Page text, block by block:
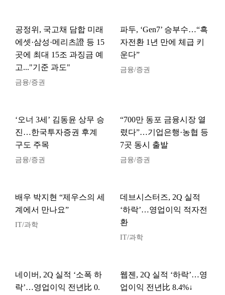
공정위, 국고채 담합 미래
에셋·삼성·메리츠證 등 15
곳에 최대 15조 과징금 예
고..."기준 과도"
금융/증권
파두, ‘Gen7’ 승부수…“흑
자전환 1년 만에 체급 키
운다”
금융/증권
‘오너 3세’ 김동윤 상무 승
진…한국투자증권 후계
구도 주목
금융/증권
“700만 동포 금융시장 열
렸다”…기업은행·농협 등
7곳 동시 출발
금융/증권
배우 박지현 “제우스의 세
계에서 만나요”
IT/과학
데브시스터즈, 2Q 실적
‘하락’…영업이익 적자전
환
IT/과학
네이버, 2Q 실적 ‘소폭 하
락’…영업이익 전년比 0.
웹젠, 2Q 실적 ‘하락’…영
업이익 전년比 8.4%↓